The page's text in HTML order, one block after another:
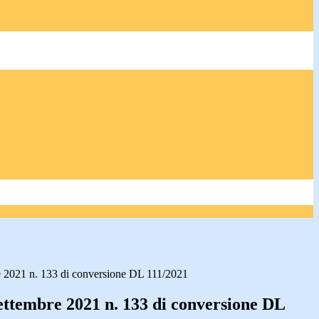
n. 133 di conversione DL 111/2021
2021 n. 133 di conversione DL